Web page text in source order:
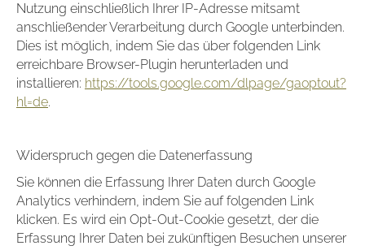
Nutzung einschließlich Ihrer IP-Adresse mitsamt
anschließender Verarbeitung durch Google unterbinden.
Dies ist möglich, indem Sie das über folgenden Link
erreichbare Browser-Plugin herunterladen und
installieren: https://tools.google.com/dlpage/gaoptout?
hl=de.
Widerspruch gegen die Datenerfassung
Sie können die Erfassung Ihrer Daten durch Google
Analytics verhindern, indem Sie auf folgenden Link
klicken. Es wird ein Opt-Out-Cookie gesetzt, der die
Erfassung Ihrer Daten bei zukünftigen Besuchen unserer